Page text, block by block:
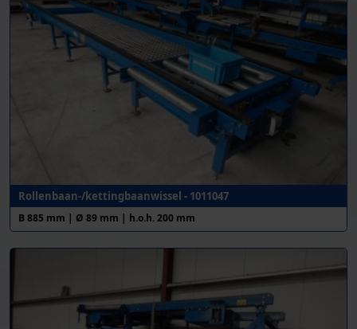
Rollenbaan-/kettingbaanwissel - 1011047
B 885 mm | Ø 89 mm | h.o.h. 200 mm